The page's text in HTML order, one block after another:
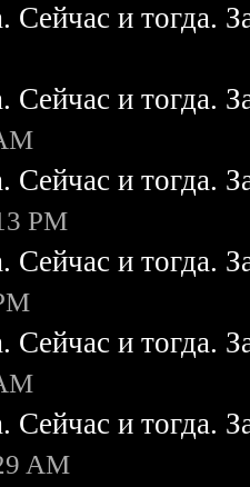
Сейчас и тогда.
Сейчас и тогда.
Сейчас и тогда.
PM
Сейчас и тогда.
Сейчас и тогда.
Сейчас и тогда.
AM